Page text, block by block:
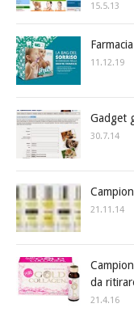
15.5.13
11.12.19
Gadget
30.7.14
21.11.14
da
21.4.16